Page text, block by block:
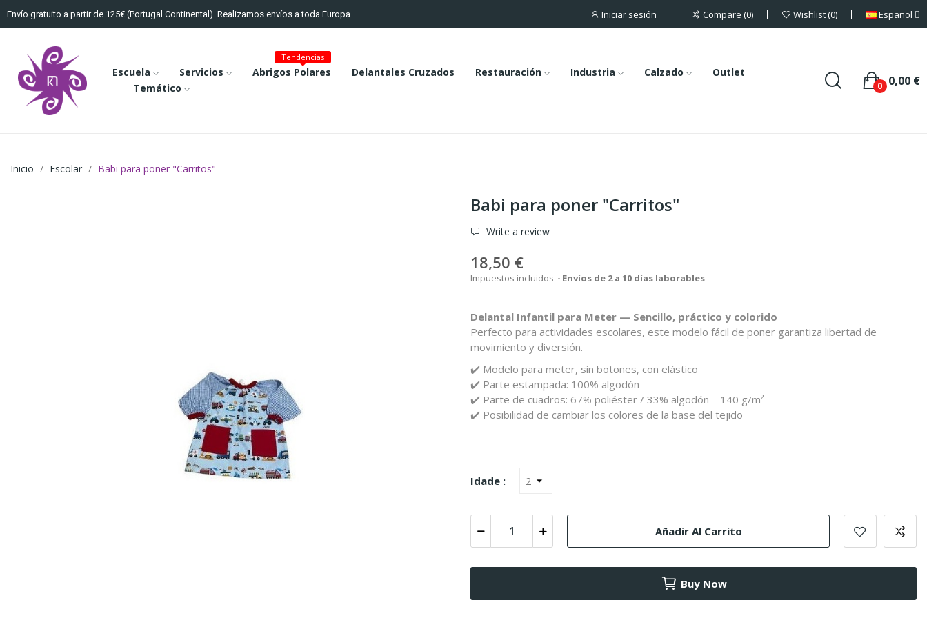
Envío gratuito a partir de 125€ (Portugal Continental). Realizamos envíos a toda Europa. Iniciar sesión Compare 0 Wishlist 0 Español
Escuela Servicios Abrigos Polares
Tendencias
Delantales Cruzados Restauración Industria Calzado
Outlet
Temático
0,00 €
0
Inicio Escolar Babi para poner "Carritos"
Babi para poner "Carritos"
Write a review
18,50 €
Impuestos incluidos Envíos de 2 a 10 días laborables
Delantal Infantil para Meter — Sencillo, práctico y colorido
Perfecto para actividades escolares, este modelo fácil de poner garantiza libertad de
movimiento y diversión.
✔️ Modelo para meter, sin botones, con elástico
✔️ Parte estampada: 100% algodón
✔️ Parte de cuadros: 67% poliéster / 33% algodón – 140 g/m²
✔️ Posibilidad de cambiar los colores de la base del tejido
Idade :
Añadir Al Carrito
Buy Now